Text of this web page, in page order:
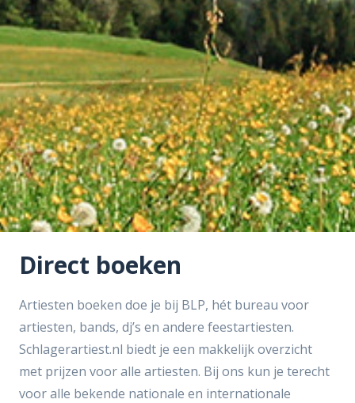
Direct boeken
​Artiesten boeken doe je bij BLP, hét bureau voor
artiesten, bands, dj’s en andere feestartiesten.
Schlagerartiest.nl biedt je een makkelijk overzicht
met prijzen voor alle artiesten. Bij ons kun je terecht
voor alle bekende nationale en internationale